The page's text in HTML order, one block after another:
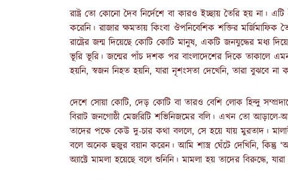
রাষ্ট্র তো কোনো দৈব নির্দেশে বা কারও ইচ্ছায় তৈরি হয় না।
করেনি। রাজার ক্ষমতায় কিংবা ঔপনিবেশিক শক্তির
রাষ্ট্রের জন্ম দিয়েছে কোটি কোটি মানুষ, একটি জনযুদ্ধের মধ্য
ভূরি ভূরি। জন্মের পাঁচ দশক পর বাংলাদেশের দিকে তাকালে
হয়নি, স্বজন নিহত হয়নি, যারা নৃশংসতা দেখেনি, তারা বুঝবে না
দেশে সোয়া কোটি, দেড় কোটি বা তারও বেশি লোক হিন্দু
বিরাট জনগোষ্ঠী মেজরিটি শভিনিজমের বলি। এখন তো
তাদের পক্ষে কেউ দু-চার কথা বললে, সে হয়ে যায় মুরতাদ।
বলে অনেক হুজুর বয়ান করেন। আমি শাস্ত্র ঘেঁটে দেখিনি,
অ্যাক্টে মামলা হয়েছে বলে শুনিনি। মামলা হয় তাদের বিরুদ্ধে,